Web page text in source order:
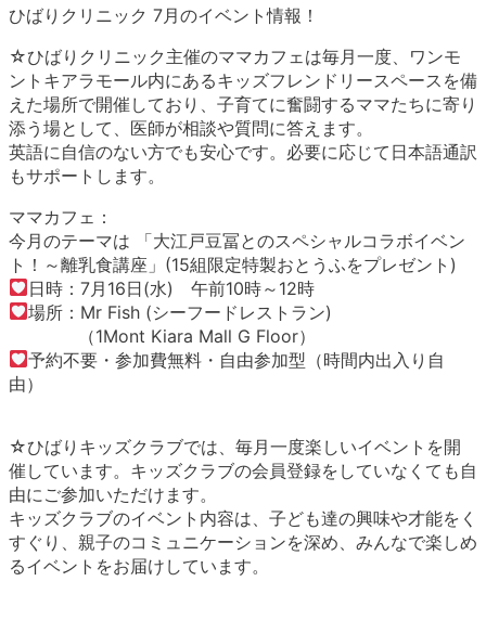
ひばりクリニック 7月のイベント情報！
☆ひばりクリニック主催のママカフェは毎月一度、ワンモ
ントキアラモール内にあるキッズフレンドリースペースを備
えた場所で開催しており、子育てに奮闘するママたちに寄り
添う場として、医師が相談や質問に答えます。
英語に自信のない方でも安心です。必要に応じて日本語通訳
もサポートします。
ママカフェ：
今月のテーマは 「大江戸豆冨とのスペシャルコラボイベン
ト！～離乳食講座」(15組限定特製おとうふをプレゼント)
日時：7月16日(水) 午前10時～12時
場所：Mr Fish (シーフードレストラン)
（1Mont Kiara Mall G Floor）
予約不要・参加費無料・自由参加型（時間内出入り自
由）
☆ひばりキッズクラブでは、毎月一度楽しいイベントを開
催しています。キッズクラブの会員登録をしていなくても自
由にご参加いただけます。
キッズクラブのイベント内容は、子ども達の興味や才能をく
すぐり、親子のコミュニケーションを深め、みんなで楽しめ
るイベントをお届けしています。